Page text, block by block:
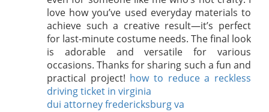
love how you’ve used everyday materials to
achieve such a creative result—it’s perfect
for last-minute costume needs. The final look
is adorable and versatile for various
occasions. Thanks for sharing such a fun and
practical project! how to reduce a reckless
driving ticket in virginia
dui attorney fredericksburg va